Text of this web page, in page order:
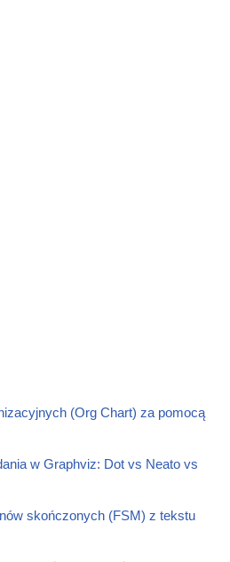
(Org Chart) za pomocą
w Graphviz: Dot vs Neato vs
skończonych (FSM) z tekstu